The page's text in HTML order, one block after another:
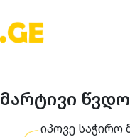
მარტივი
იპოვე საჭირო